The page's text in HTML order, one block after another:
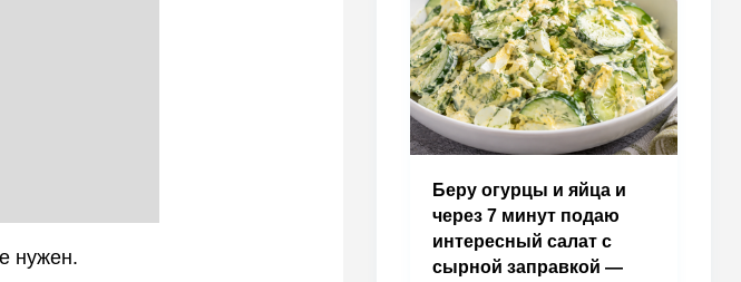
нужен.
Беру огурцы и яйца и
через 7 минут подаю
интересный салат с
сырной заправкой —